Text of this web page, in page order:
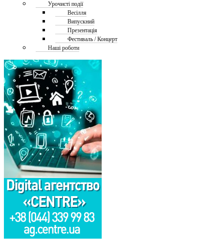
Урочисті події
Весілля
Випускний
Презентація
Фестиваль / Концерт
Наші роботи